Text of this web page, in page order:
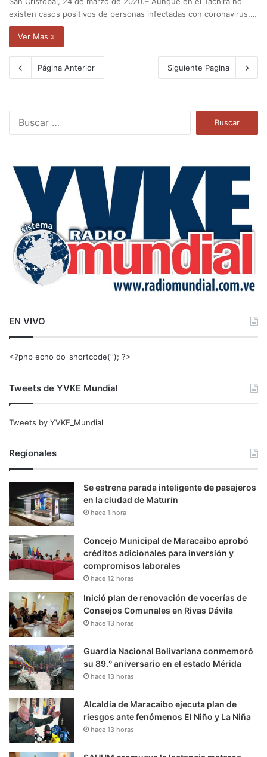
existen casos positivos de personas infectadas con coronavirus,…
Ver Mas »
Página Anterior Siguiente Pagina
a
EN VIVO
<?php echo do_shortcode(‘‘); ?>
Tweets de YVKE Mundial
Tweets by YVKE_Mundial
Regionales
Se estrena parada inteligente de pasajeros
en la ciudad de Maturín
hace 1 hora
Concejo Municipal de Maracaibo aprobó
créditos adicionales para inversión y
compromisos laborales
hace 12 horas
Inició plan de renovación de vocerías de
Consejos Comunales en Rivas Dávila
hace 13 horas
Guardia Nacional Bolivariana conmemoró
su 89.° aniversario en el estado Mérida
hace 13 horas
Alcaldía de Maracaibo ejecuta plan de
riesgos ante fenómenos El Niño y La Niña
hace 13 horas